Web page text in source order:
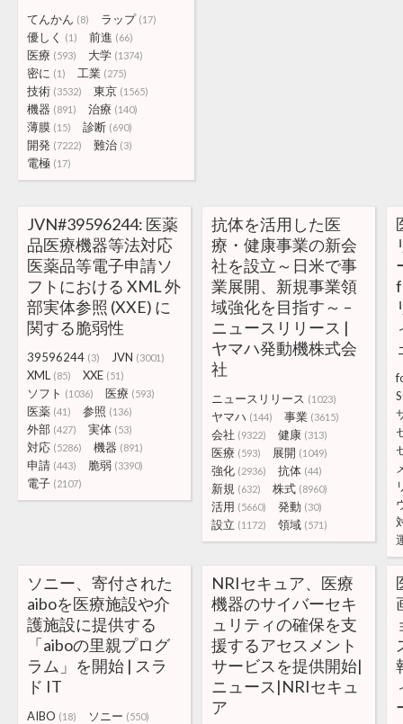
てんかん (8) ラップ (17)
優しく (1) 前進 (66)
医療 (593) 大学 (1374)
密に (1) 工業 (275)
技術 (3532) 東京 (1565)
機器 (891) 治療 (140)
薄膜 (15) 診断 (690)
開発 (7222) 難治 (3)
電極 (17)
JVN#39596244: 医薬
品医療機器等法対応
医薬品等電子申請ソ
フトにおける XML 外
部実体参照 (XXE) に
関する脆弱性
39596244 (3) JVN (3001)
XML (85) XXE (51)
ソフト (1036) 医療 (593)
医薬 (41) 参照 (136)
外部 (427) 実体 (53)
対応 (5286) 機器 (891)
申請 (443) 脆弱 (3390)
電子 (2107)
抗体を活用した医
療・健康事業の新会
社を設立～日米で事
業展開、新規事業領
域強化を目指す～ –
ニュースリリース |
ヤマハ発動機株式会
社
ニュースリリース (1023)
ヤマハ (144) 事業 (3615)
会社 (9322) 健康 (313)
医療 (593) 展開 (1049)
強化 (2936) 抗体 (44)
新規 (632) 株式 (8960)
活用 (5660) 発動 (30)
設立 (1172) 領域 (571)
ソニー、寄付された
aiboを医療施設や介
護施設に提供する
「aiboの里親プログ
ラム」を開始 | スラ
ド IT
AIBO (18) ソニー (550)
NRIセキュア、医療
機器のサイバーセキ
ュリティの確保を支
援するアセスメント
サービスを提供開始|
ニュース|NRIセキュ
ア